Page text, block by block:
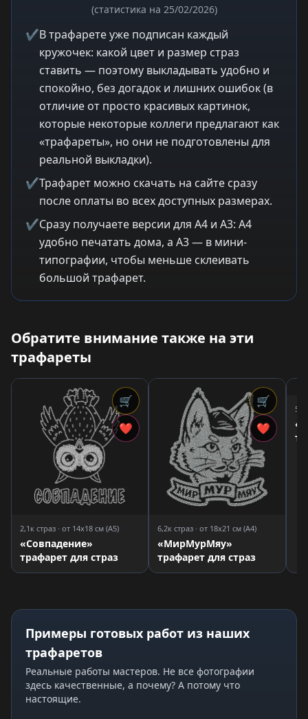
(статистика на 25/02/2026)
✔В трафарете уже подписан каждый
кружочек: какой цвет и размер страз
ставить — поэтому выкладывать удобно и
спокойно, без догадок и лишних ошибок (в
отличие от просто красивых картинок,
которые некоторые коллеги предлагают как
«трафареты», но они не подготовлены для
реальной выкладки).
✔Трафарет можно скачать на сайте сразу
после оплаты во всех доступных размерах.
✔Сразу получаете версии для A4 и A3: A4
удобно печатать дома, а A3 — в мини-
типографии, чтобы меньше склеивать
большой трафарет.
Обратите внимание также на эти
трафареты
🛒
❤
2,1к страз · от 14x18 см (A5)
«Совпадение»
трафарет для страз
🛒
❤
6,2к страз · от 18x21 см (A4)
«МирМурМяу»
трафарет для страз
Примеры готовых работ из наших
трафаретов
Реальные работы мастеров. Не все фотографии
здесь качественные, а почему? А потому что
настоящие.